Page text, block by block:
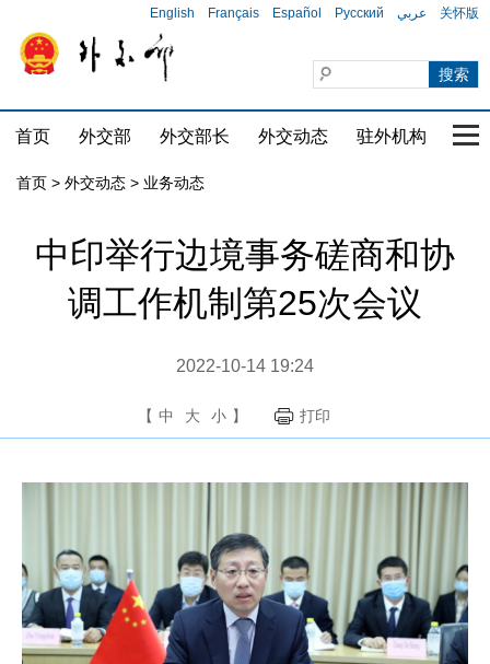
English Français Español Русский عربي 关怀版
首页 外交部 外交部长 外交动态 驻外机构 国
首页 > 外交动态 > 业务动态
中印举行边境事务磋商和协
调工作机制第25次会议
2022-10-14 19:24
【 中 大 小 】 打印